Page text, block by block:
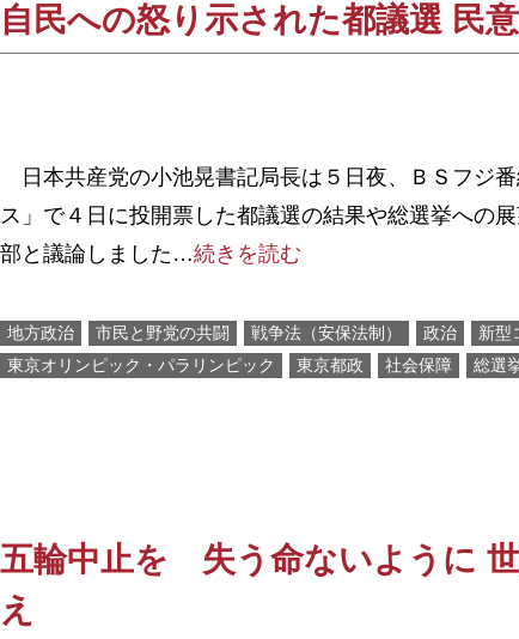
自民への怒り示された都議選 民
日本共産党の小池晃書記局長は５日夜、ＢＳフジ
ス」で４日に投開票した都議選の結果や総選挙への
部と議論しました…続きを読む
地方政治 市民と野党の共闘 戦争法（安保法制） 政治
新型
東京オリンピック・パラリンピック
東京都政 社会保障 総選
五輪中止を 失う命ないように
え